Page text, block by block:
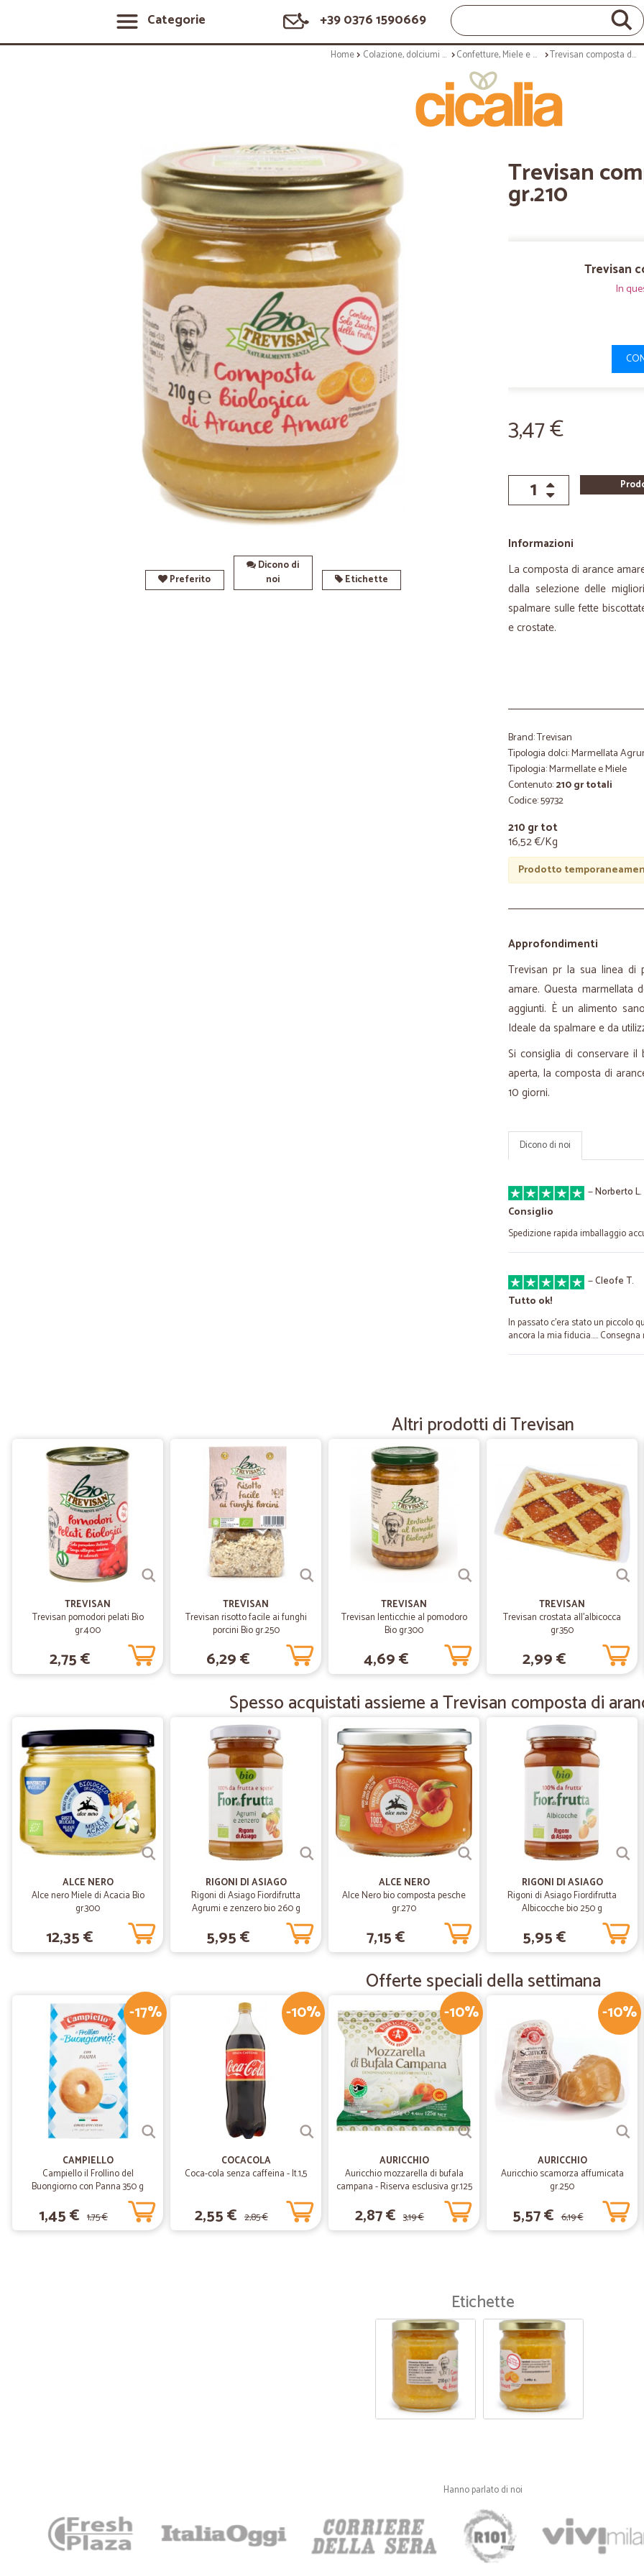
Categorie +39 0376 1590669
Home Colazione, dolciumi e snack Confetture, Miele e Nutella Trevisan composta di arance Bio gr.210
Preferito
Dicono di
noi
Etichette
Trevisan
gr.210
Trevisan
In
3,47 €
Informazioni
La composta di arance
dalla selezione delle
spalmare sulle fette
e crostate.
Brand: Trevisan
Tipologia dolci: Marmellata
Tipologia: Marmellate e Miele
Contenuto:210 gr totali
Codice: 59732
210 gr tot
16,52 €/Kg
Prodotto
Approfondimenti
Trevisan pr la sua linea di
amare. Questa marmellata
aggiunti. È un alimento
Ideale da spalmare e da
Si consiglia di conservare
aperta, la composta di
10 giorni.
Dicono di noi
—Norberto L.
Consiglio
Spedizione rapida imballaggio
—Cleofe T.
Tutto ok!
In passato c’era stato un piccolo
ancora la mia fiducia…..
Prodotti di ottima qualita' e
viene preavvisata. Molto gentile
attesa. Complimenti e
—Tiziana P.
Ottimobservizio
Ottimobservizio, veloce e
La spesa a casa comoda,
Mi sono ritrovata in quarantena
sono imbattuta in Cicalia ed è
bisogno, scelta, qualità e
imballata, inoltre viaggia su
—Francesca A.
Consegna puntuale e
Consegna puntuale e articoli ben
—Flavia P.
Consegna puntuale
Consegna puntuale, prodotti
—Mauro C.
Ottima puntualità nei tempi di
Paolo B.
Prodotti convenienti e
Prodotti convenienti e consegna
— Cristina P.
Puntualità e ottimo servizio
Altri prodotti di Trevisan
TREVISAN
Trevisan pomodori pelati Bio
gr.400
2,75 €
TREVISAN
Trevisan risotto facile ai funghi
porcini Bio gr.250
6,29 €
TREVISAN
Trevisan lenticchie al pomodoro
Bio gr.300
4,69 €
TREVISAN
Trevisan crostata all'albicocca
gr.350
2,99 €
Spesso acquistati assieme a Trevisan composta di
ALCE NERO
Alce nero Miele di Acacia Bio
gr.300
12,35 €
RIGONI DI ASIAGO
Rigoni di Asiago Fiordifrutta
Agrumi e zenzero bio 260 g
5,95 €
ALCE NERO
Alce Nero bio composta pesche
gr.270
7,15 €
RIGONI DI ASIAGO
Rigoni di Asiago Fiordifrutta
Albicocche bio 250 g
5,95 €
Offerte speciali della settimana
-17%
CAMPIELLO
Campiello il Frollino del
Buongiorno con Panna 350 g
1,45 € 1,75 €
-10%
COCACOLA
Coca-cola senza caffeina - lt.1,5
2,55 € 2,85 €
-10%
AURICCHIO
Auricchio mozzarella di bufala
campana - Riserva esclusiva gr.125
2,87 € 3,19 €
-10%
AURICCHIO
Auricchio scamorza affumicata
gr.250
5,57 € 6,19 €
Etichette
Hanno parlato di noi